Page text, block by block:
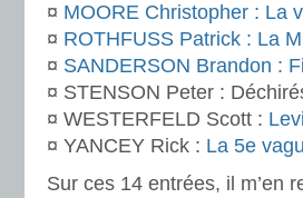
¤ MOORE Christopher : La
¤ ROTHFUSS Patrick : La
¤ SANDERSON Brandon :
¤ STENSON Peter :
¤ WESTERFELD Scott :
¤ YANCEY Rick : La 5e
Sur ces 14 entrées, il m’en